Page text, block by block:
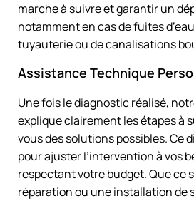
marche à suivre et garantir un
notamment en cas de fuites
tuyauterie ou de canalisations
Assistance Technique
Une fois le diagnostic réalisé,
explique clairement les étapes à
vous des solutions possibles. Ce
pour ajuster l’intervention à vos
respectant votre budget. Que ce
réparation ou une installation de